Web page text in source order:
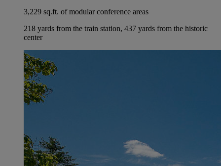
3,229 sq.ft. of modular conference areas
218 yards from the train station, 437 yards from the historic
center